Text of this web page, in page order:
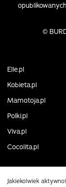
©
Elle.pl
Kobieta.pl
Mamotoja.pl
Polki.pl
Viva.pl
Cocolita.pl
Jakiekolwiek